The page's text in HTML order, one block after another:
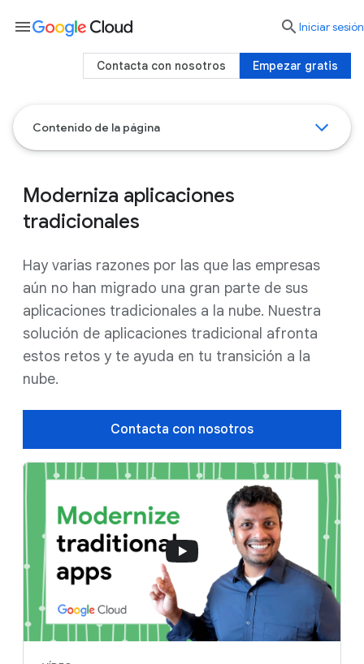
Contenido de la página
Moderniza aplicaciones
tradicionales
Hay varias razones por las que las empresas
aún no han migrado una gran parte de sus
aplicaciones tradicionales a la nube. Nuestra
solución de aplicaciones tradicional afronta
estos retos y te ayuda en tu transición a la
nube.
Contacta con nosotros
menu  Iniciar sesión
Empezar gratis
Contacta con nosotros